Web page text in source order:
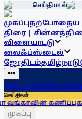
செய்தி மடல்
முகப்புதற்போதைய
திரை |
விளையாட்டு
லைஃப்ஸ்டைல்
ஜோதிடம்தமிழ்நாடு
முகப்புதற்போதைய
செய்திகள்
கணிப்புகள்
முகப்பு